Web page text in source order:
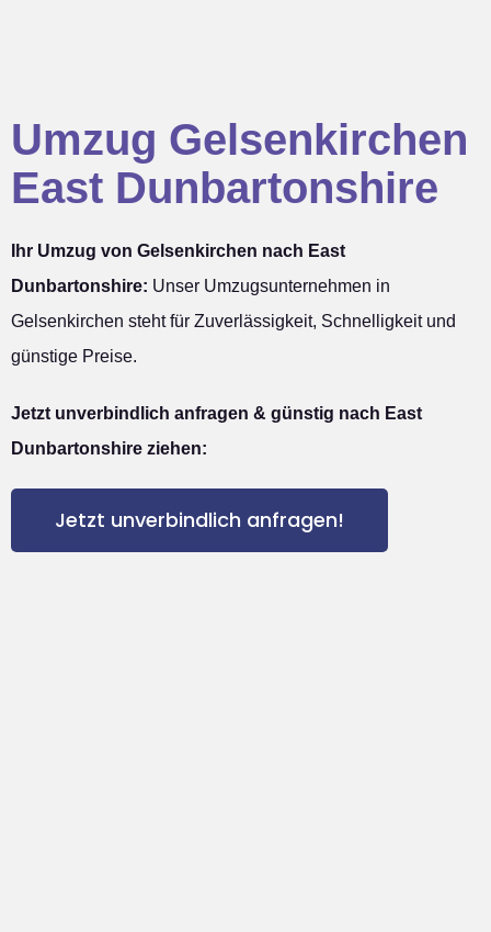
Umzug Gelsenkirchen
East Dunbartonshire
Ihr Umzug von Gelsenkirchen nach East
Dunbartonshire: Unser Umzugsunternehmen in
Gelsenkirchen steht für Zuverlässigkeit, Schnelligkeit und
günstige Preise.
Jetzt unverbindlich anfragen & günstig nach East
Dunbartonshire ziehen:
Jetzt unverbindlich anfragen!